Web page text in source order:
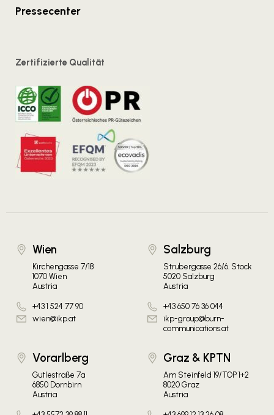
Pressecenter
Zertifizierte Qualität
Wien
Kirchengasse 7/18
1070 Wien
Austria
+43 1 524 77 90
wien@ikp.at
Salzburg
Strubergasse 26/6. Stock
5020 Salzburg
Austria
+43 650 76 36 044
ikp-group@burn-
communications.at
Vorarlberg
Gütlestraße 7a
6850 Dornbirn
Austria
Graz & KPTN
Am Steinfeld 19/TOP 1+2
8020 Graz
Austria